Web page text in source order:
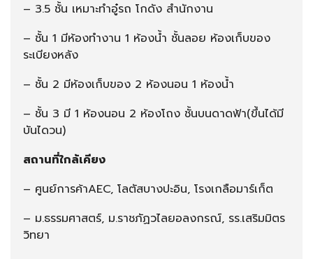
– 3.5 ชั้น เหมาะทำอู๋รถ โกดัง สำนักงาน
– ชั้น 1 มีห้องทำงาน 1 ห้องน้ำ ชั้นลอย ห้องเก็บของ
ระเบียงหลัง
– ชั้น 2 มีห้องเก็บของ 2 ห้องนอน 1 ห้องน้ำ
– ชั้น 3 มี 1 ห้องนอน 2 ห้องโถง ชั้นบนดาดฟ้า(ขึ้นได้มี
บันไดวน)
สถานที่ใกล้เคียง
– ศูนย์การค้าAEC, โลตัสบางปะอิน, โรงเกลือมาร์เก็ต
– ม.ธรรมศาสตร์, ม.ราชภัฏวไลยอลงกรณ์, รร.เสริมมิตร
วิทยา